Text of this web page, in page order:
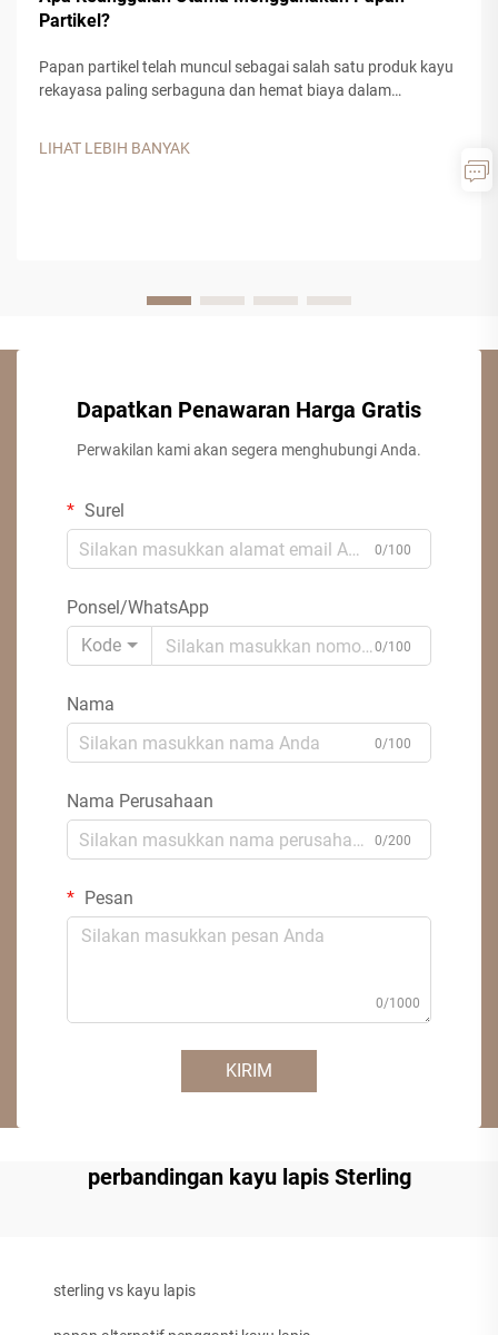
Partikel?
Papan partikel telah muncul sebagai salah satu produk kayu
rekayasa paling serbaguna dan hemat biaya dalam
LIHAT LEBIH BANYAK
Dapatkan Penawaran Harga Gratis
Perwakilan kami akan segera menghubungi Anda.
Surel
0/100
Ponsel/WhatsApp
Kode
0/100
Nama
0/100
Nama Perusahaan
0/200
Pesan
0/1000
KIRIM
perbandingan kayu lapis Sterling
sterling vs kayu lapis